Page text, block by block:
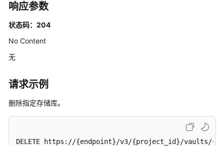
使
前
必
概
如
调
响应参数
状态码：204
No Content
无
请求示例
删除指定存储库。
DELETE https://{endpoint}/v3/{project_id}/vaults/